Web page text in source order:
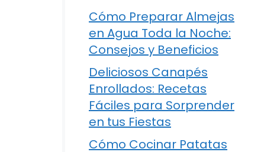
Cómo Preparar Almejas
en Agua Toda la Noche:
Consejos y Beneficios
Deliciosos Canapés
Enrollados: Recetas
Fáciles para Sorprender
en tus Fiestas
Cómo Cocinar Patatas